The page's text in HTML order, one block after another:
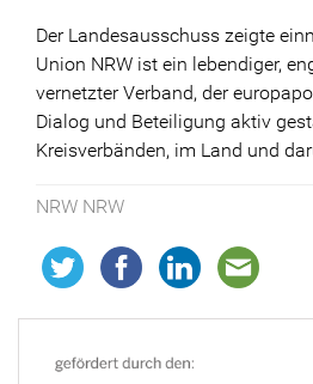
Der Landesausschuss zeigte
Union NRW ist ein lebendiger,
vernetzter Verband, der
Dialog und Beteiligung aktiv
Kreisverbänden, im Land und
NRW NRW